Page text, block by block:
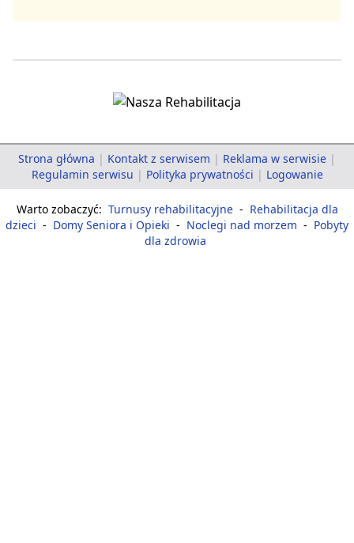
Strona główna | Kontakt z serwisem | Reklama w serwisie |
Regulamin serwisu | Polityka prywatności | Logowanie
Warto zobaczyć: Turnusy rehabilitacyjne - Rehabilitacja dla
dzieci - Domy Seniora i Opieki - Noclegi nad morzem - Pobyty
dla zdrowia